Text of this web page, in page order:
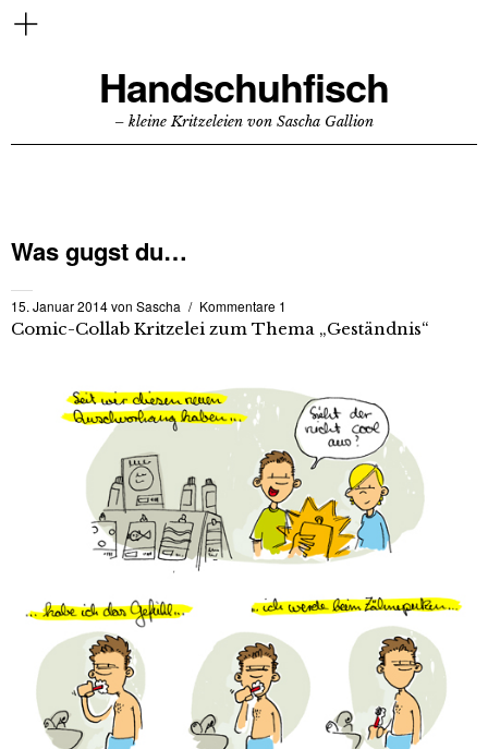
Handschuhfisch
– kleine Kritzeleien von Sascha Gallion
Was gugst du…
15. Januar 2014von Sascha Kommentare 1
Comic-Collab Kritzelei zum Thema „Geständnis“